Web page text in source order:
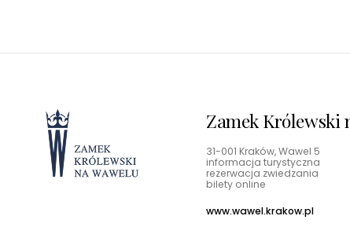
Zamek Królewski
31-001 Kraków, Wawel 5
informacja turystyczna
rezerwacja zwiedzania
bilety online
www.wawel.krakow.pl